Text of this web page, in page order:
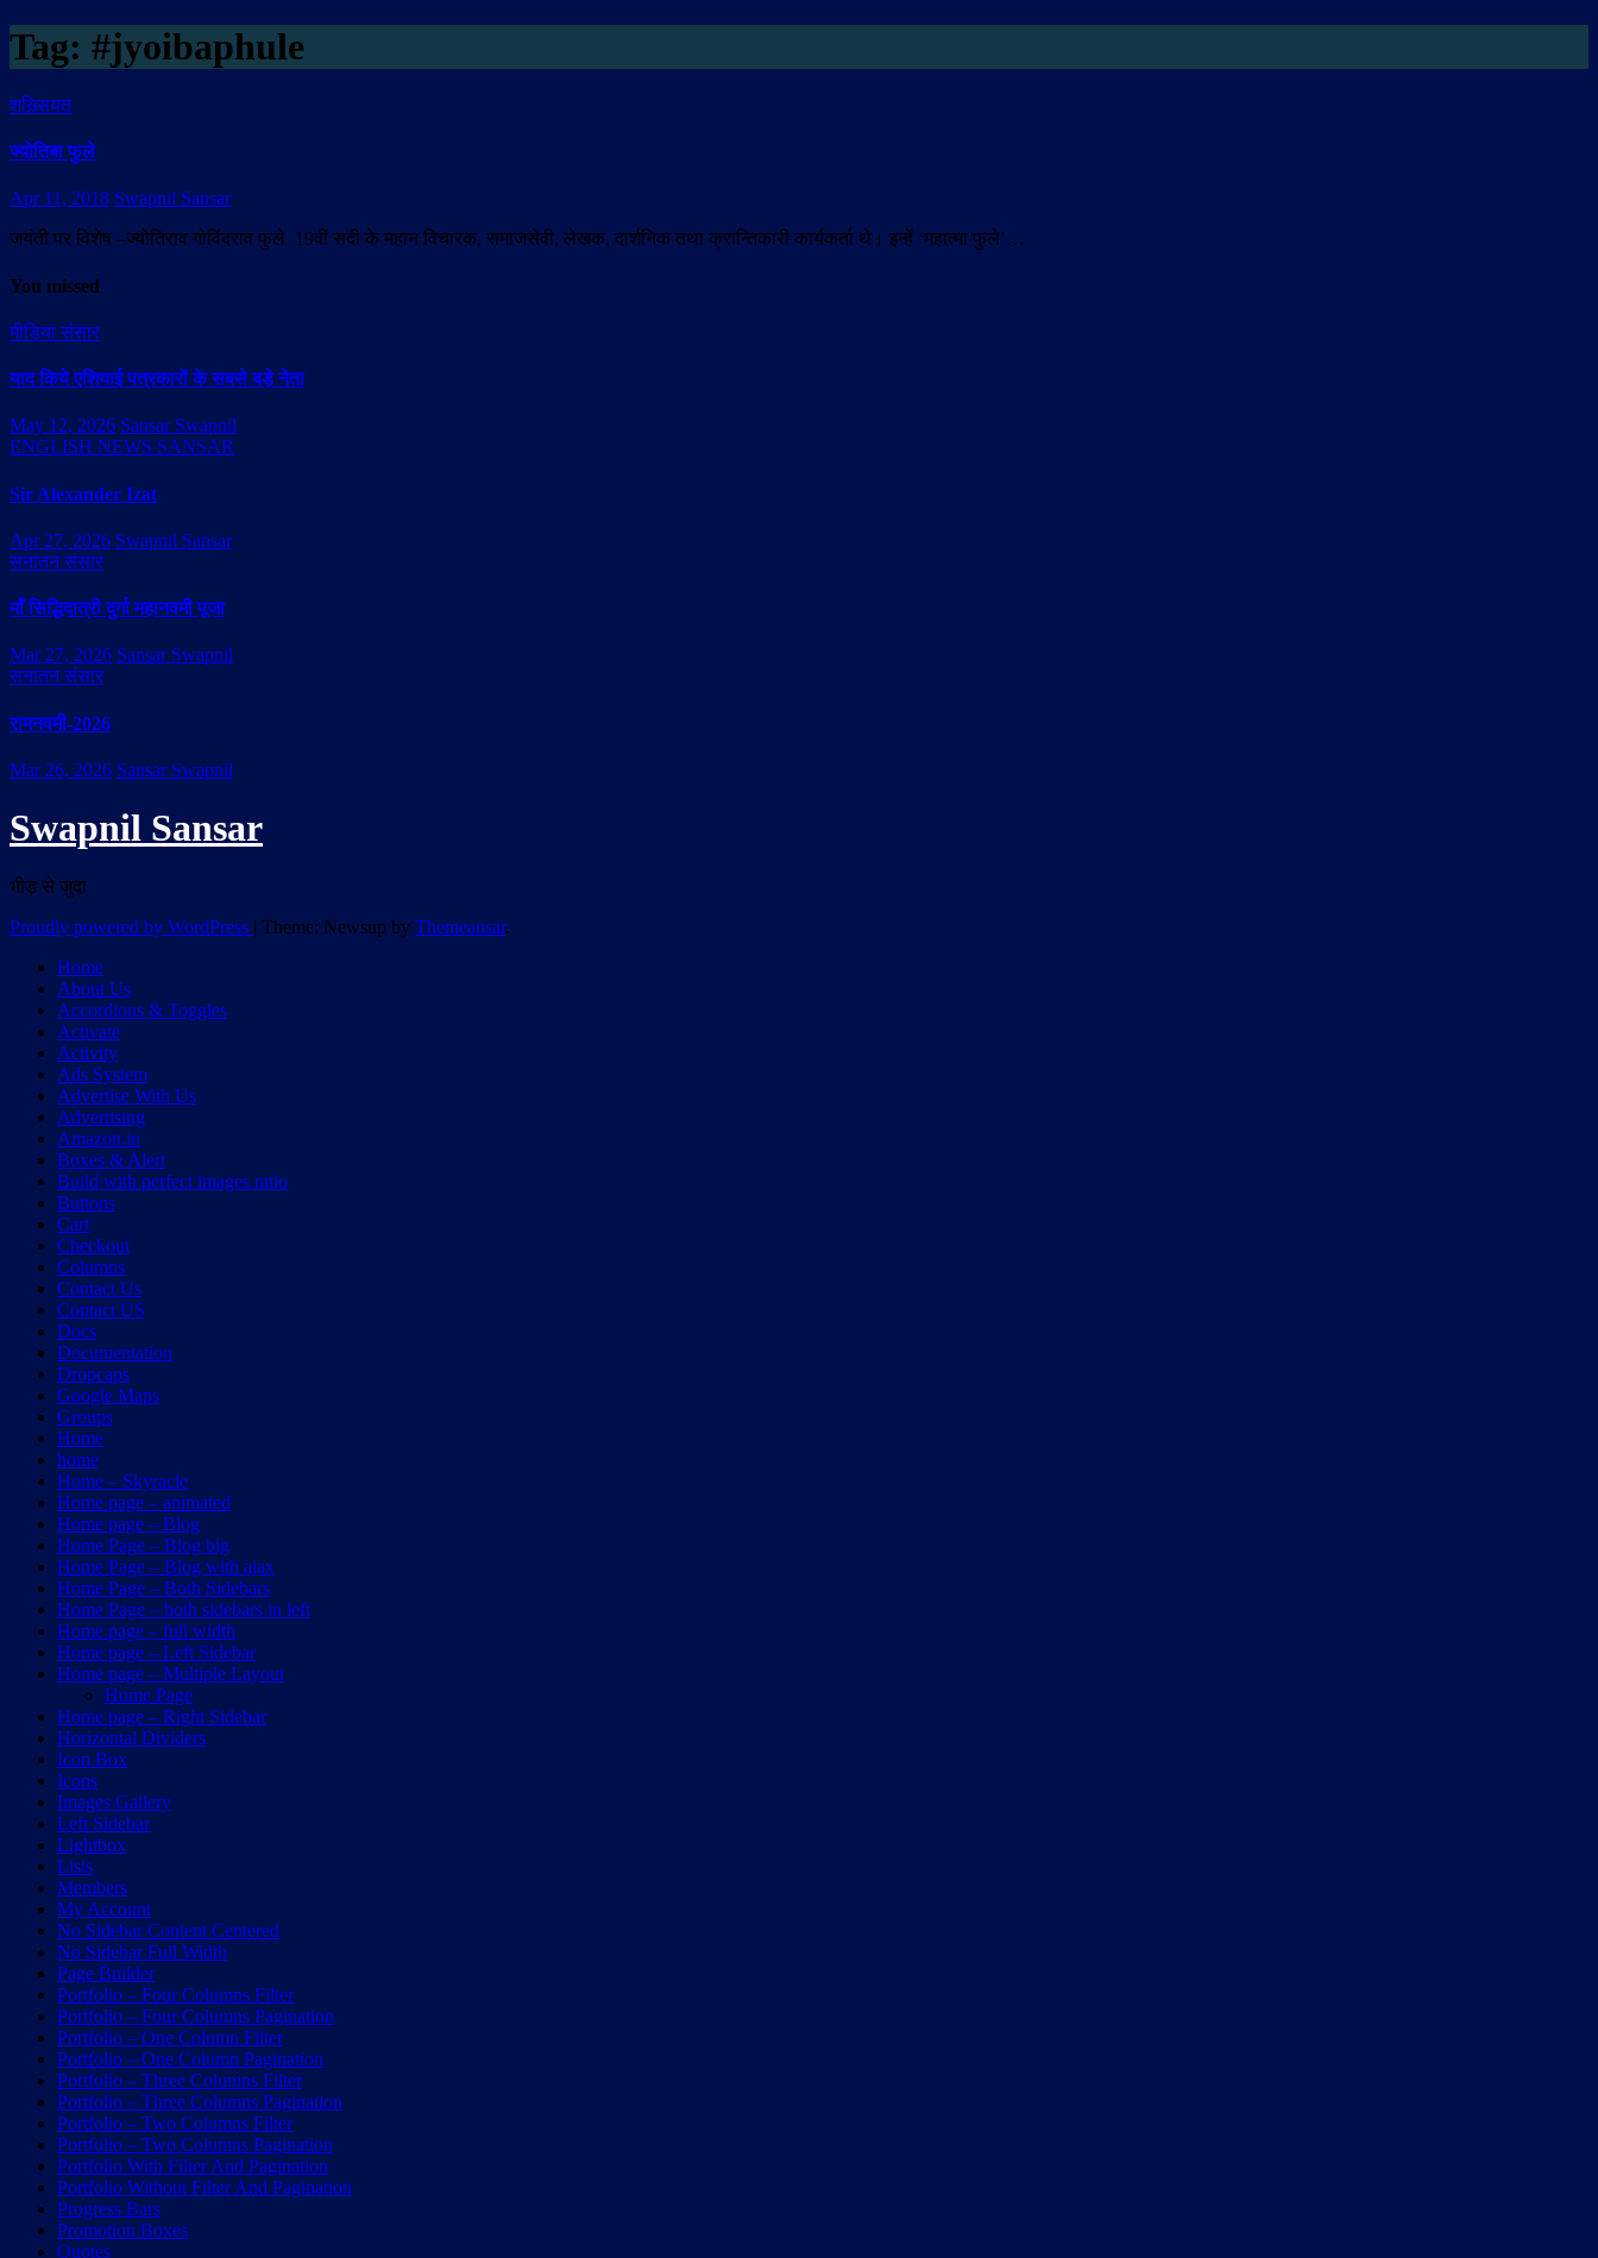
Tag: #jyoibaphule
शख़्सियत
ज्योतिबा फुले
Apr 11, 2018 Swapnil Sansar
जयंती पर विशेष –ज्योतिराव गोविंदराव फुले 19वीं सदी के महान विचारक, समाजसेवी, लेखक, दार्शनिक तथा क्रान्तिकारी कार्यकर्ता थे। इन्हें ‘महात्मा फुले’…
You missed
मीडिया संसार
याद किये एशियाई पत्रकारों के सबसे बड़े नेता
May 12, 2026 Sansar Swapnil
ENGLISH NEWS SANSAR
Sir Alexander Izat
Apr 27, 2026 Swapnil Sansar
सनातन संसार
माँ सिद्धिदात्री दुर्गा महानवमी पूजा
Mar 27, 2026 Sansar Swapnil
सनातन संसार
रामनवमी-2026
Mar 26, 2026 Sansar Swapnil
Swapnil Sansar
भीड़ से जुदा
Proudly powered by WordPress | Theme: Newsup by Themeansar.
Home
About Us
Accordions & Toggles
Activate
Activity
Ads System
Advertise With Us
Advertising
Amazon.in
Boxes & Alert
Build with perfect images ratio
Buttons
Cart
Checkout
Columns
Contact Us
Contact US
Docs
Documentation
Dropcaps
Google Maps
Groups
Home
home
Home – Skyracle
Home page – animated
Home page – Blog
Home Page – Blog big
Home Page – Blog with ajax
Home Page – Both Sidebars
Home Page – both sidebars in left
Home page – full width
Home page – Left Sidebar
Home page – Multiple Layout
Home Page
Home page – Right Sidebar
Horizontal Dividers
Icon Box
Icons
Images Gallery
Left Sidebar
Lightbox
Lists
Members
My Account
No Sidebar Content Centered
No Sidebar Full Width
Page Builder
Portfolio – Four Columns Filter
Portfolio – Four Columns Pagination
Portfolio – One Column Filter
Portfolio – One Column Pagination
Portfolio – Three Columns Filter
Portfolio – Three Columns Pagination
Portfolio – Two Columns Filter
Portfolio – Two Columns Pagination
Portfolio With Filter And Pagination
Portfolio Without Filter And Pagination
Progress Bars
Promotion Boxes
Quotes